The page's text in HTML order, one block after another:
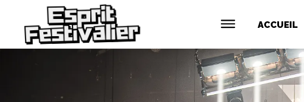
ACCUEIL